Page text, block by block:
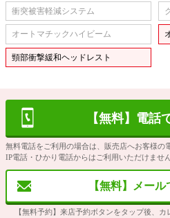
衝突被害軽減システム
オートマチックハイビーム
頸部衝撃緩和ヘッドレスト
【無料】電話
無料電話をご利用の場合は、販売店へお客様の
IP電話・ひかり電話からはご利用いただけません
【無料】メー
【無料予約】来店予約ボタンをタップ後、